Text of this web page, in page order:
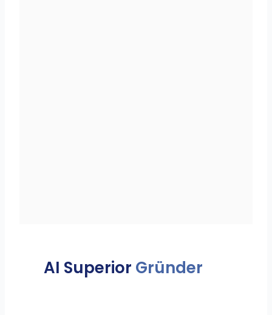
AI Superior Gründer